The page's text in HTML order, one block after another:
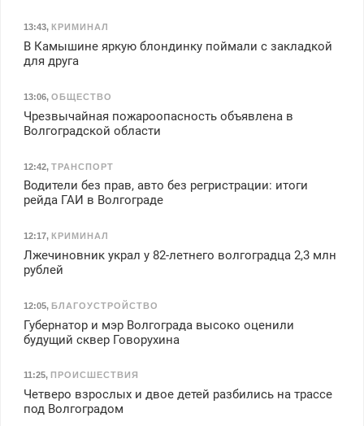
13:43, КРИМИНАЛ
В Камышине яркую блондинку поймали с закладкой
для друга
13:06, ОБЩЕСТВО
Чрезвычайная пожароопасность объявлена в
Волгоградской области
12:42, ТРАНСПОРТ
Водители без прав, авто без регристрации: итоги
рейда ГАИ в Волгограде
12:17, КРИМИНАЛ
Лжечиновник украл у 82-летнего волгоградца 2,3 млн
рублей
12:05, БЛАГОУСТРОЙСТВО
Губернатор и мэр Волгограда высоко оценили
будущий сквер Говорухина
11:25, ПРОИСШЕСТВИЯ
Четверо взрослых и двое детей разбились на трассе
под Волгоградом